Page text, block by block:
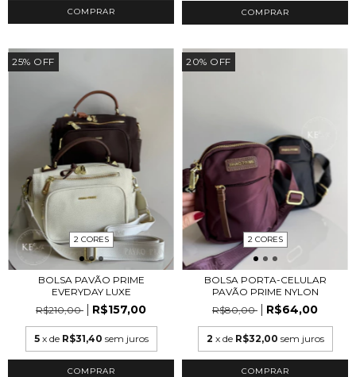
COMPRAR
25% OFF
2 CORES
BOLSA PAVÃO PRIME
EVERYDAY LUXE
R$210,00
R$157,00
5 x de R$31,40 sem juros
COMPRAR
20% OFF
2 CORES
BOLSA PORTA-CELULAR
PAVÃO PRIME NYLON
R$80,00
R$64,00
2 x de R$32,00 sem juros
COMPRAR